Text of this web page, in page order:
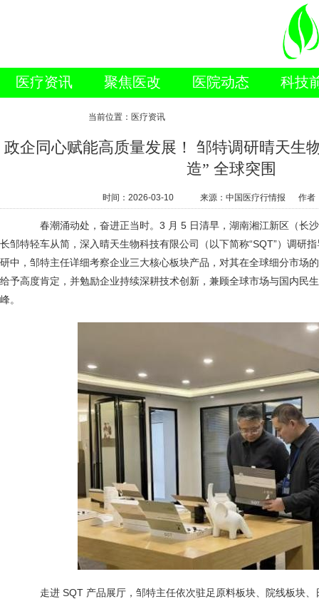
医疗资讯 聚焦医改 医院动态
科技
当前位置：医疗资讯
政企同心赋能高质量发展！ 邹特调研晴天生
造” 全球突围
时间：2026-03-10 来源：中国医疗行情报 作者
春潮涌动处，奋进正当时。3 月 5 日清早，湖南湘江新区（长
长邹特轻车从简，深入晴天生物科技有限公司（以下简称“SQT”）调研
研中，邹特主任详细考察企业三大核心板块产品，对其在全球细分市场
给予高度肯定，并勉励企业持续深耕技术创新，兼顾全球市场与国内民
峰。
走进 SQT 产品展厅，邹特主任依次驻足原料板块、院线板块、